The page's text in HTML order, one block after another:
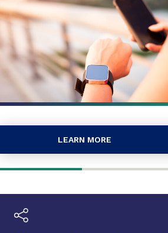
LEARN MORE